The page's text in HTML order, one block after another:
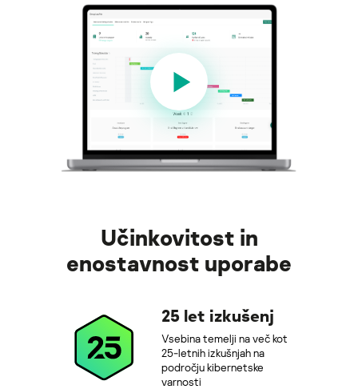
Učinkovitost in
enostavnost uporabe
25 let izkušenj
Vsebina temelji na več kot
25-letnih izkušnjah na
področju kibernetske
varnosti